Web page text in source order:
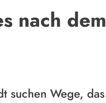
nach dem
suchen Wege, das